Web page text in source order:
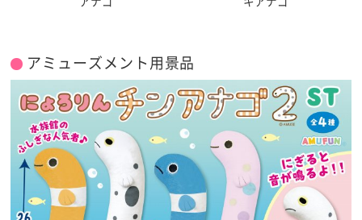
アミューズメント用景品